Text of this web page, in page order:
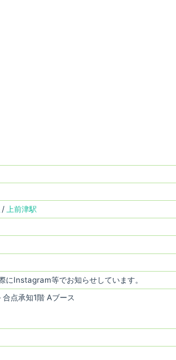
上前津駅
にInstagram等でお知らせしています。
点承知1階 Aブース